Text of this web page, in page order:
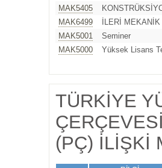
MAK5405
MAK6499
İLERİ
MAK5001
Seminer
MAK5000
Yüksek Lisans
TÜRKİYE
(PÇ) İLİŞKİ